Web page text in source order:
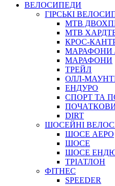
ВЕЛОСИПЕДИ
ГІРСЬКІ
MTB
MTB
КРОС-
МАРАФОНИ
МАРАФОНИ
ТРЕЙЛ
ОЛЛ-
ЕНДУРО
СПОРТ ТА
DIRT
ШОСЕЙНІ
ШОСЕ АЕРО
ШОСЕ
ШОСЕ
ТРІАТЛОН
ФІТНЕС
SPEEDER